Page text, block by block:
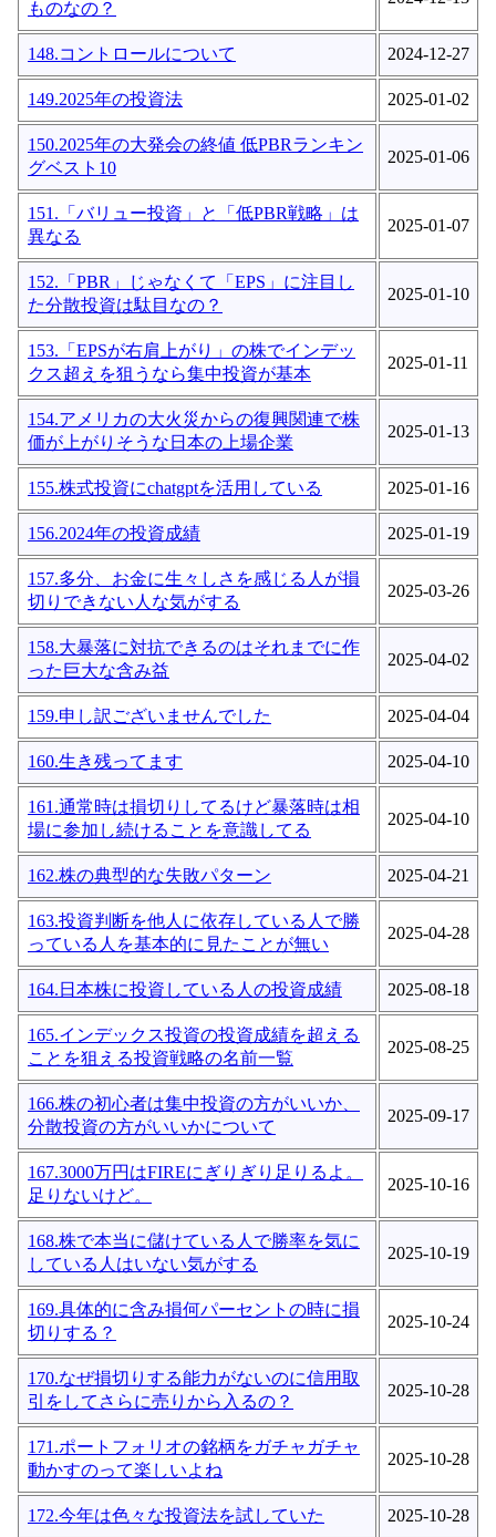
ものなの？
148.コントロールについて 2024-12-27
149.2025年の投資法 2025-01-02
150.2025年の大発会の終値 低PBRランキン
グベスト10
2025-01-06
151.「バリュー投資」と「低PBR戦略」は
異なる
2025-01-07
152.「PBR」じゃなくて「EPS」に注目し
た分散投資は駄目なの？
2025-01-10
153.「EPSが右肩上がり」の株でインデッ
クス超えを狙うなら集中投資が基本
2025-01-11
154.アメリカの大火災からの復興関連で株
価が上がりそうな日本の上場企業
2025-01-13
155.株式投資にchatgptを活用している 2025-01-16
156.2024年の投資成績 2025-01-19
157.多分、お金に生々しさを感じる人が損
切りできない人な気がする
2025-03-26
158.大暴落に対抗できるのはそれまでに作
った巨大な含み益
2025-04-02
159.申し訳ございませんでした 2025-04-04
160.生き残ってます 2025-04-10
161.通常時は損切りしてるけど暴落時は相
場に参加し続けることを意識してる
2025-04-10
162.株の典型的な失敗パターン 2025-04-21
163.投資判断を他人に依存している人で勝
っている人を基本的に見たことが無い
2025-04-28
164.日本株に投資している人の投資成績 2025-08-18
165.インデックス投資の投資成績を超える
ことを狙える投資戦略の名前一覧
2025-08-25
166.株の初心者は集中投資の方がいいか、
分散投資の方がいいかについて
2025-09-17
167.3000万円はFIREにぎりぎり足りるよ。
足りないけど。
2025-10-16
168.株で本当に儲けている人で勝率を気に
している人はいない気がする
2025-10-19
169.具体的に含み損何パーセントの時に損
切りする？
2025-10-24
170.なぜ損切りする能力がないのに信用取
引をしてさらに売りから入るの？
2025-10-28
171.ポートフォリオの銘柄をガチャガチャ
動かすのって楽しいよね
2025-10-28
172.今年は色々な投資法を試していた 2025-10-28